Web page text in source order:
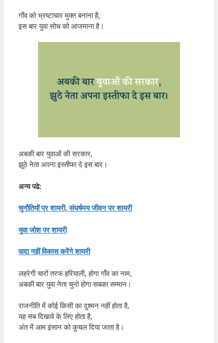
गाँव को भ्रष्टाचार मुक्त बनाना है,
इस बार युवा सोच को आजमाना है।
अबकी बार युवाओं की सरकार,
झुठे नेता अपना इस्तीफा दे इस बार।
अन्य पढे:
चुनौतियों पर शायरी, संघर्षमय जीवन पर शायरी
युवा जोश पर शायरी
वादा नहीं विकास करेंगे शायरी
लहरेगी चारों तरफ हरियाली, होगा गाँव का नाम,
अबकी बार युवा नेता चुनो होगा सबका सम्मान।
राजनीति में कोई किसी का दुश्मन नहीं होता है,
यह सब दिखावे के लिए होता है,
अंत में आम इंसान को कुचल दिया जाता है।